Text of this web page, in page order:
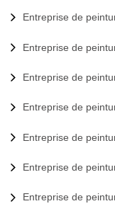
Entreprise de
Entreprise de
Entreprise de
Entreprise de
Entreprise de
Entreprise de
Entreprise de